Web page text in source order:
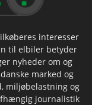
interesser
til elbiler betyder
nyheder om og
marked og
miljøbelastning og
journalistik